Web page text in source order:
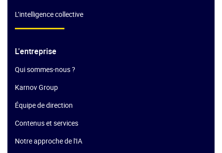
L’intelligence collective
L'entreprise
Qui sommes-nous ?
Karnov Group
Équipe de direction
Contenus et services
Notre approche de l'IA